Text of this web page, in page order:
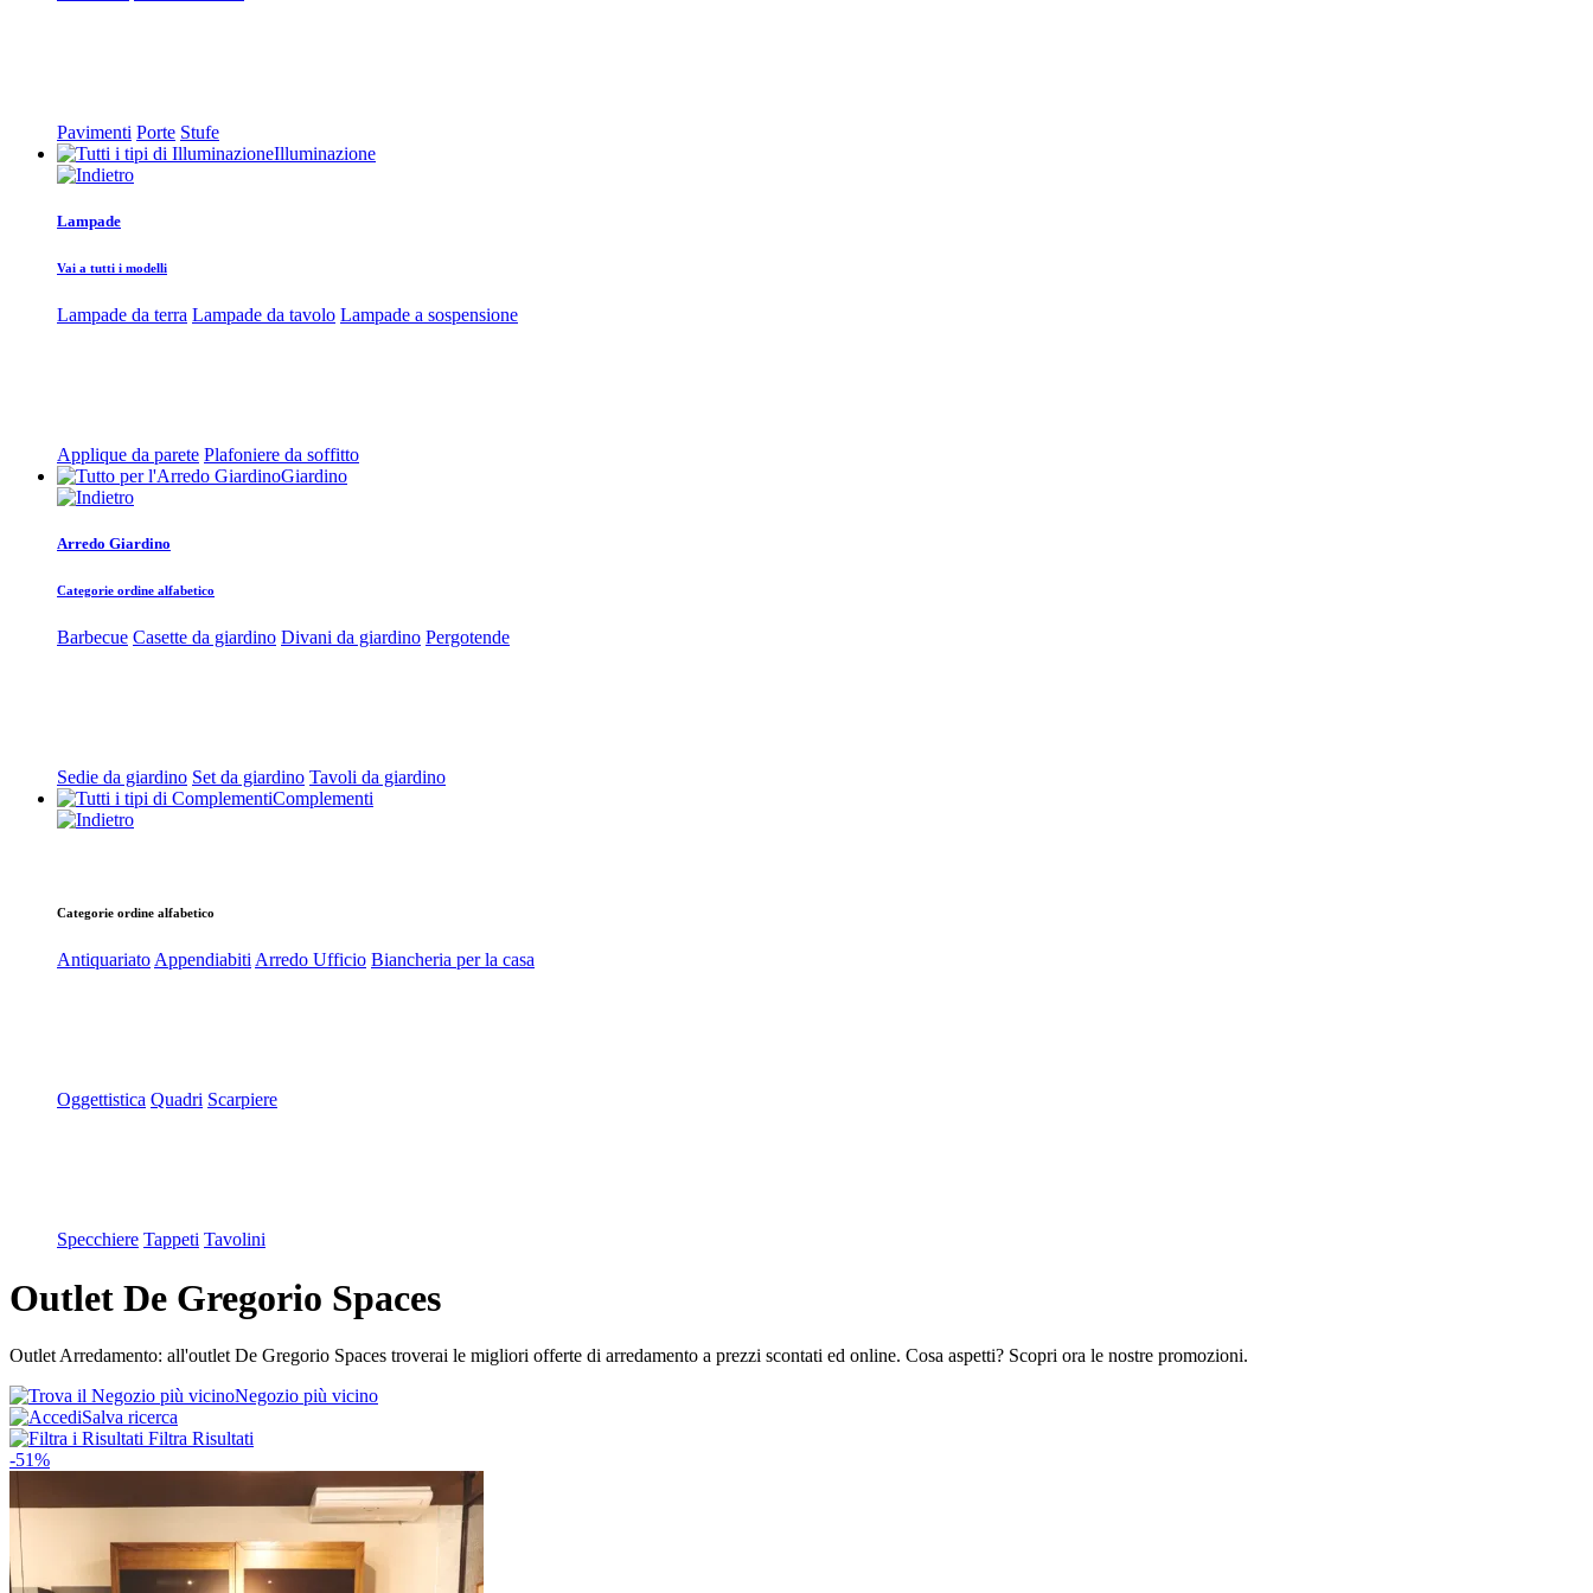
Pavimenti Porte Stufe
Illuminazione
Lampade
Vai a tutti i modelli
Lampade da terra Lampade da tavolo Lampade a sospensione
Applique da parete Plafoniere da soffitto
Giardino
Arredo Giardino
Categorie ordine alfabetico
Barbecue Casette da giardino Divani da giardino Pergotende
Sedie da giardino Set da giardino Tavoli da giardino
Complementi
Categorie ordine alfabetico
Antiquariato Appendiabiti Arredo Ufficio Biancheria per la casa
Oggettistica Quadri Scarpiere
Specchiere Tappeti Tavolini
Outlet De Gregorio Spaces
Outlet Arredamento: all'outlet De Gregorio Spaces troverai le migliori offerte di arredamento a prezzi scontati ed online. Cosa aspetti? Scopri ora le nostre promozioni.
Negozio più vicino
Salva ricerca
Filtra Risultati
-51%